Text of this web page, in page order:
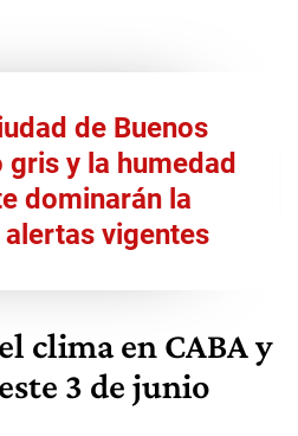
de Buenos
y la humedad
dominarán la
vigentes
clima en CABA y
3 de junio